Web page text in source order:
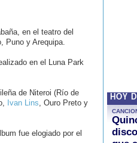
en el teatro del
Puno y Arequipa.
en el Luna Park
de Niteroi (Río de
Ivan Lins, Ouro Preto y
fue elogiado por el
HOY